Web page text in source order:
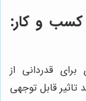
کسب و کار:
برای قدردانی از
تاثیر قابل توجهی